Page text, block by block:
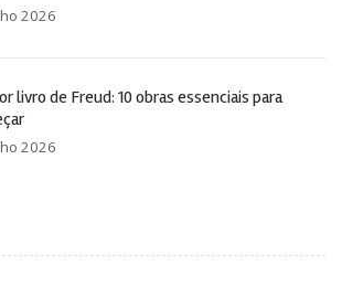
2026
livro de Freud: 10 obras essenciais para
2026